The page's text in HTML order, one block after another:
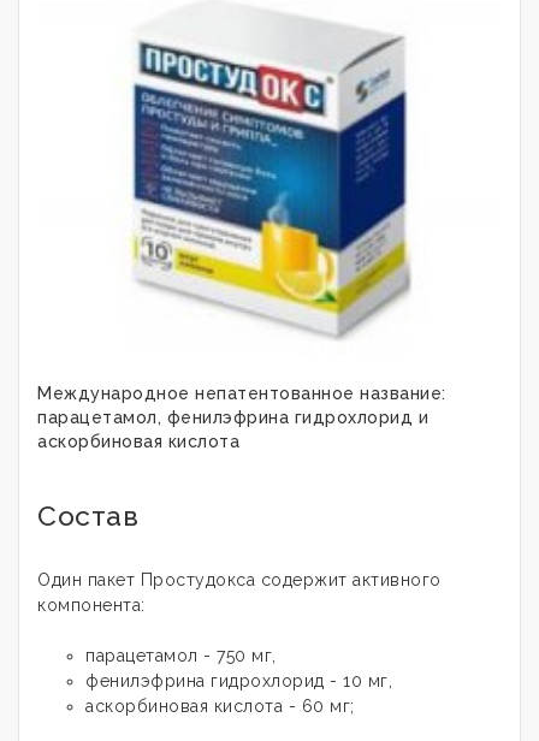
Международное непатентованное название:
парацетамол, фенилэфрина гидрохлорид и
аскорбиновая кислота
Состав
Один пакет Простудокса содержит активного
компонента:
парацетамол - 750 мг,
фенилэфрина гидрохлорид - 10 мг,
аскорбиновая кислота - 60 мг;